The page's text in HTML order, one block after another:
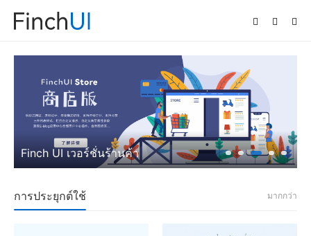
Finch UI เวอร์ชั่นร้านค้า
FinchUI เวอร์ชั่นแอพพลิเคชัน
การประยุกต์ใช้ มากกว่า